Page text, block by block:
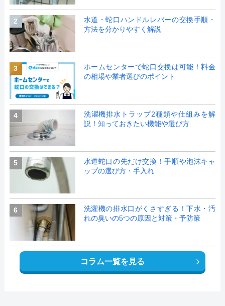
2
水道・蛇口ハンドルレバーの交換手順・
方法を分かりやすく解説
3
ホームセンターで蛇口交換は可能！料金
の相場や業者選びのポイント
4
洗濯機排水トラップ2種類や仕組みを解
説！知っておきたい機能や選び方
5
水道蛇口の先だけ交換！手順や泡沫キャ
ップの選び方・手入れ
6
洗濯機の排水口がくさすぎる！下水・汚
れの臭いの5つの原因と対策・予防策
コラム一覧を見る